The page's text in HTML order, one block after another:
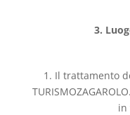
3.
1. Il trattamento
in